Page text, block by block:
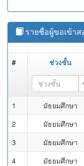
รายชื่อผู้ขอเข้า
# ช่วงชั้น
ช่วงชั้น
1 มัธยมศึกษา
2
มัธยมศึกษา
3
มัธยมศึกษา
4
มัธยมศึกษา